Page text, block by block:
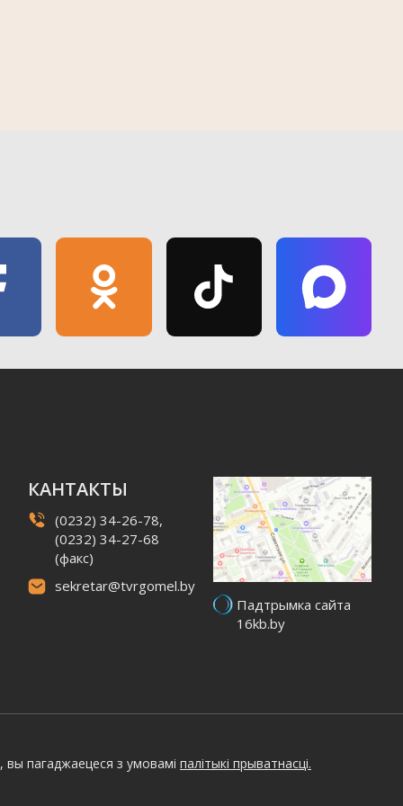
камітэта
КАНТАКТЫ
(0232) 34-26-78,
(0232) 34-27-68
(факс)
sekretar@tvrgomel.by
Падтрымка сайта
16kb.by
пагаджаецеся з умовамі палітыкі прыватнасці.